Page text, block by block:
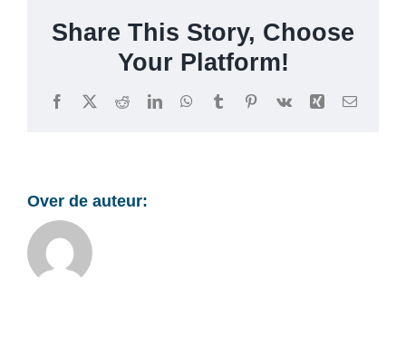
Share This Story, Choose
Your Platform!
Facebook
X RedditLinkedInWhatsApp
TumblrPinterest
Vk Xing E-
Over de auteur: